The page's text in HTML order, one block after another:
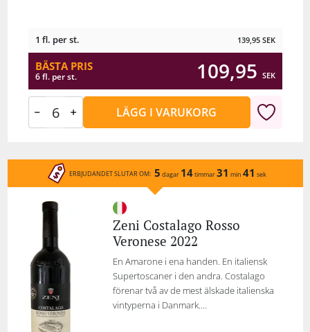
1 fl. per st. 139,95 SEK
BÄSTA PRIS
6 fl. per st. 109,95 SEK
LÄGG I VARUKORG
ERBJUDANDET SLUTAR OM: 5 dagar 14timmar31 min 41 sek
Zeni Costalago Rosso
Veronese 2022
En Amarone i ena handen. En italiensk
Supertoscaner i den andra. Costalago
förenar två av de mest älskade italienska
vintyperna i Danmark....